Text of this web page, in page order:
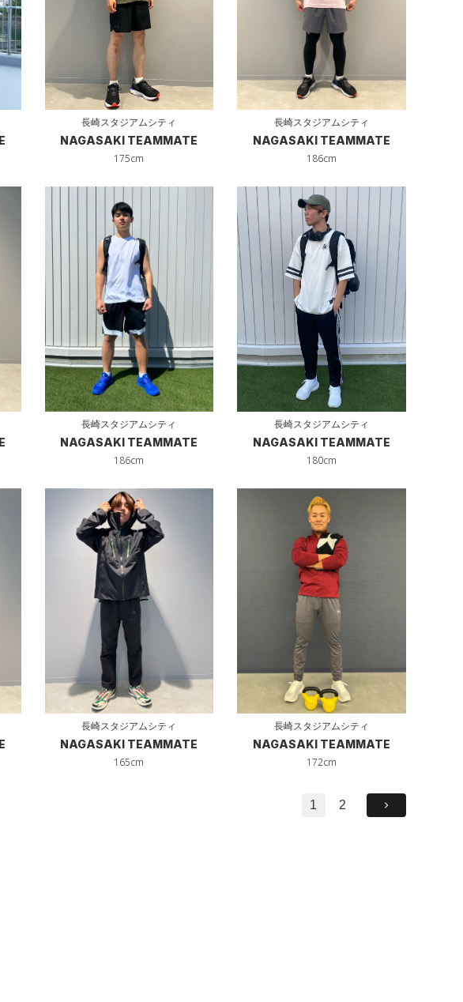
長崎スタジアムシティ
NAGASAKI TEAMMATE
175cm
長崎スタジアムシティ
NAGASAKI TEAMMATE
186cm
長崎スタジアムシティ
NAGASAKI TEAMMATE
186cm
長崎スタジアムシティ
NAGASAKI TEAMMATE
180cm
長崎スタジアムシティ
NAGASAKI TEAMMATE
165cm
長崎スタジアムシティ
NAGASAKI TEAMMATE
172cm
1 2